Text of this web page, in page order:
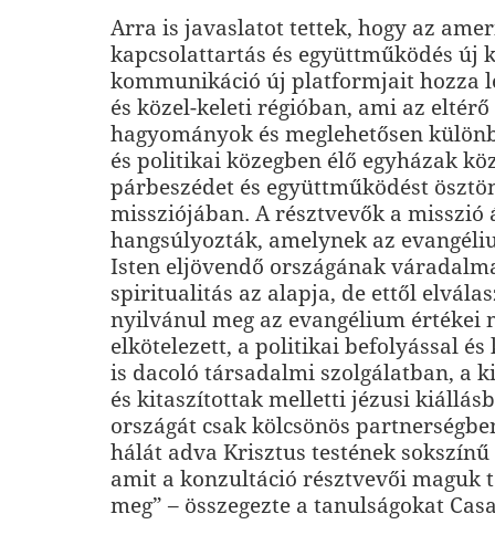
Arra is javaslatot tettek, hogy az
kapcsolattartás és együttműködés új
kommunikáció új platformjait hozza
és közel-keleti régióban, ami az
hagyományok és meglehetősen
és politikai közegben élő egyházak
párbeszédet és együttműködést
missziójában. A résztvevők a misszió
hangsúlyozták, amelynek az
Isten eljövendő országának
spiritualitás az alapja, de ettől
nyilvánul meg az evangélium értékei
elkötelezett, a politikai befolyással és
is dacoló társadalmi szolgálatban, a
és kitaszítottak melletti jézusi
országát csak kölcsönös
hálát adva Krisztus testének sokszínű
amit a konzultáció résztvevői maguk
meg” – összegezte a tanulságokat